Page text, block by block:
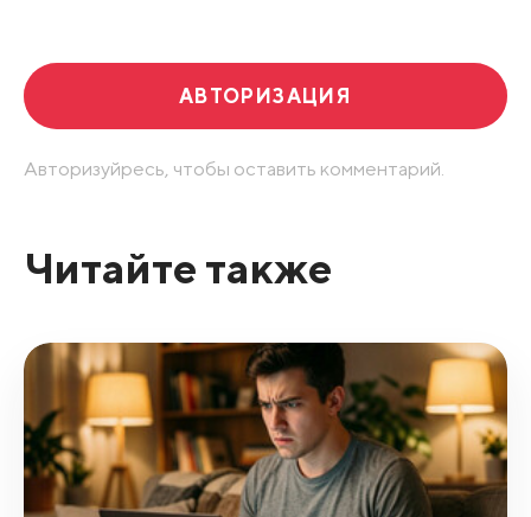
АВТОРИЗАЦИЯ
Авторизуйресь, чтобы оставить комментарий.
Читайте также